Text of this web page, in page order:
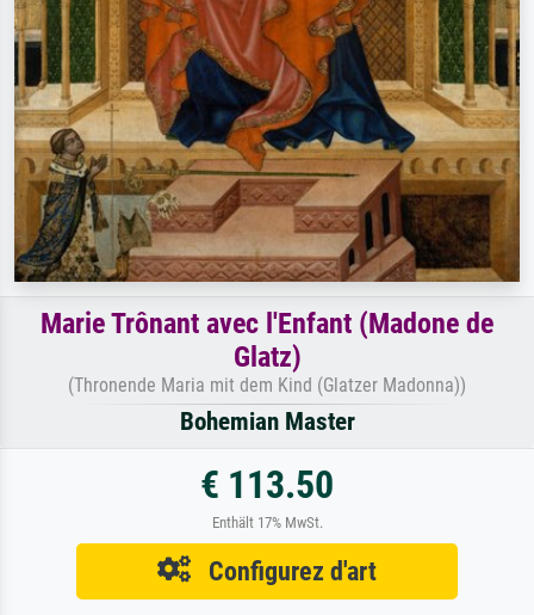
Marie Trônant avec l'Enfant (Madone de
Glatz)
(Thronende Maria mit dem Kind (Glatzer Madonna))
Bohemian Master
€ 113.50
Enthält 17% MwSt.
Configurez d'art